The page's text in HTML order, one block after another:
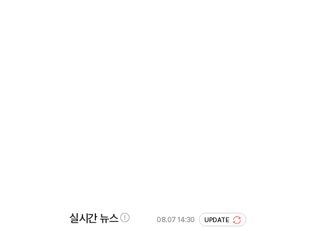
실시간 뉴스 08.07 14:30 UPDATE